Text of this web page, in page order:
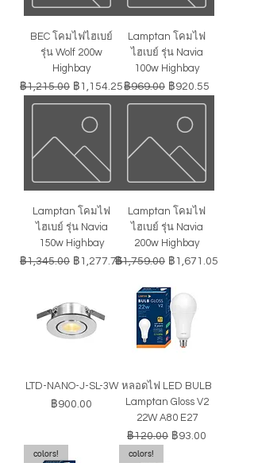
BEC โคมไฟไฮเบย์
รุ่น Wolf 200w
Highbay
ราคาปกติ
฿1,215.00 ราคาขายลด
฿1,154.25
Lamptan โคมไฟ
ไฮเบย์ รุ่น Navia
100w Highbay
ราคาปกติ
฿969.00 ราคาขายลด
฿920.55
Lamptan โคมไฟ
ไฮเบย์ รุ่น Navia
150w Highbay
ราคาปกติ
฿1,345.00 ราคาขายลด
฿1,277.75
Lamptan โคมไฟ
ไฮเบย์ รุ่น Navia
200w Highbay
ราคาปกติ
฿1,759.00 ราคาขายลด
฿1,671.05
LTD-NANO-J-SL-3W
ราคา
฿900.00
หลอดไฟ LED BULB
Lamptan Gloss V2
22W A80 E27
ราคาปกติ
฿120.00 ราคาขายลด
฿93.00
colors!
colors!